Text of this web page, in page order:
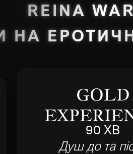
REINA
НА
GOLD
90 ХВ
Душ до та